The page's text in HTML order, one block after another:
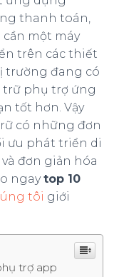
thanh toán,
một máy
trên các thiết
trường đang có
trữ phụ trợ ứng
tốt hơn. Vậy
có những đơn
ưu phát triển di
đơn giản hóa
ngaytop 10
tôi giới
trợ app